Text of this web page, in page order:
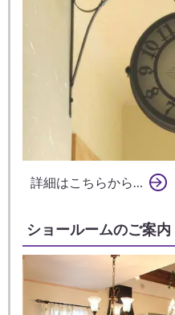
詳細はこちらから…
ショールームのご案内